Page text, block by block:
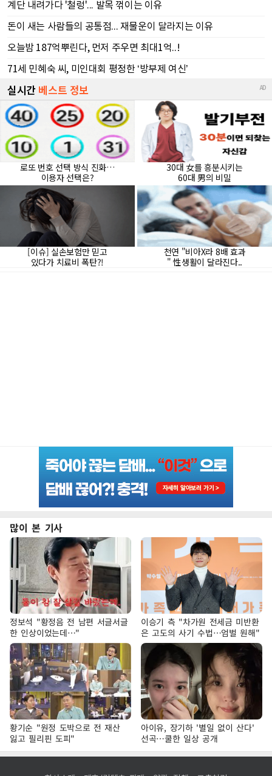
많이 본 기사
정보석 "황정음 전 남편 서글서글
한 인상이었는데…"
이승기 측 "차가원 전세금 미반환
은 고도의 사기 수법…엄벌 원해"
황기순 "원정 도박으로 전 재산
잃고 필리핀 도피"
아이유, 장기하 '별일 없이 산다'
선곡…쿨한 일상 공개